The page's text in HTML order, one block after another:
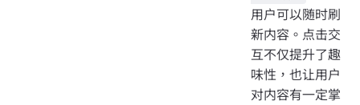
用户可以随时刷
新内容。点击交
互不仅提升了趣
味性，也让用户
对内容有一定掌